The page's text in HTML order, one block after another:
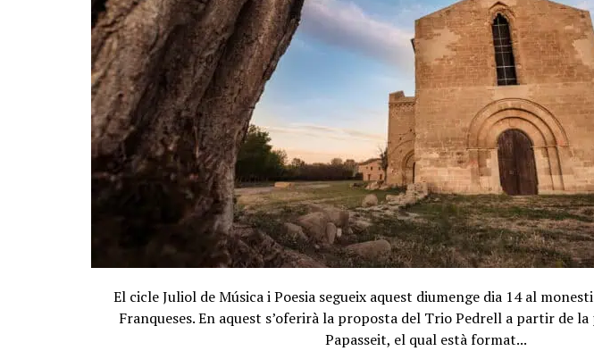
El cicle Juliol de Música i Poesia segueix aquest diumenge dia 14 al
Franqueses. En aquest s’oferirà la proposta del Trio Pedrell a partir de la
Papasseit, el qual està format...